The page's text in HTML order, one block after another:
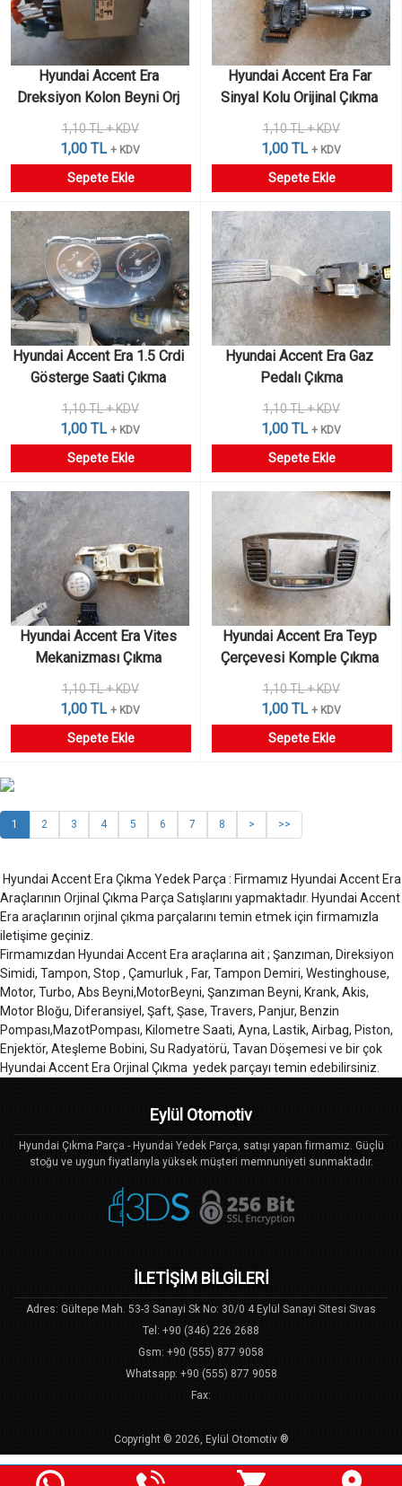
Hyundai Accent Era
Dreksiyon Kolon Beyni Orj
No 56300-0N700 Çıkma
1,10 TL + KDV
1,00 TL + KDV
Sepete Ekle
Hyundai Accent Era Far
Sinyal Kolu Orijinal Çıkma
1,10 TL + KDV
1,00 TL + KDV
Sepete Ekle
Hyundai Accent Era 1.5 Crdi
Gösterge Saati Çıkma
1,10 TL + KDV
1,00 TL + KDV
Sepete Ekle
Hyundai Accent Era Gaz
Pedalı Çıkma
1,10 TL + KDV
1,00 TL + KDV
Sepete Ekle
Hyundai Accent Era Vites
Mekanizması Çıkma
1,10 TL + KDV
1,00 TL + KDV
Sepete Ekle
Hyundai Accent Era Teyp
Çerçevesi Komple Çıkma
1,10 TL + KDV
1,00 TL + KDV
Sepete Ekle
1 2 3 4 5 6 7 8 > >>
Hyundai Accent Era Çıkma Yedek Parça : Firmamız Hyundai Accent Era
Araçlarının Orjinal Çıkma Parça Satışlarını yapmaktadır. Hyundai Accent
Era araçlarının orjinal çıkma parçalarını temin etmek için firmamızla
iletişime geçiniz.
Firmamızdan Hyundai Accent Era araçlarına ait ; Şanzıman, Direksiyon
Simidi, Tampon, Stop , Çamurluk , Far, Tampon Demiri, Westinghouse,
Motor, Turbo, Abs Beyni,MotorBeyni, Şanzıman Beyni, Krank, Akis,
Motor Bloğu, Diferansiyel, Şaft, Şase, Travers, Panjur, Benzin
Pompası,MazotPompası, Kilometre Saati, Ayna, Lastik, Airbag, Piston,
Enjektör, Ateşleme Bobini, Su Radyatörü, Tavan Döşemesi ve bir çok
Hyundai Accent Era Orjinal Çıkma yedek parçayı temin edebilirsiniz.
Eylül Otomotiv
Hyundai Çıkma Parça - Hyundai Yedek Parça, satışı yapan firmamız. Güçlü
stoğu ve uygun fiyatlarıyla yüksek müşteri memnuniyeti sunmaktadır.
İLETİŞİM BİLGİLERİ
Adres: Gültepe Mah. 53-3 Sanayi Sk No: 30/0 4 Eylül Sanayi Sitesi Sivas
Tel: +90 (346) 226 2688
Gsm: +90 (555) 877 9058
Whatsapp: +90 (555) 877 9058
Fax:
Copyright © 2026, Eylül Otomotiv ®
Bu Site, US YazılımE-Ticaret Sistemi ile Hazırlanmıştır.